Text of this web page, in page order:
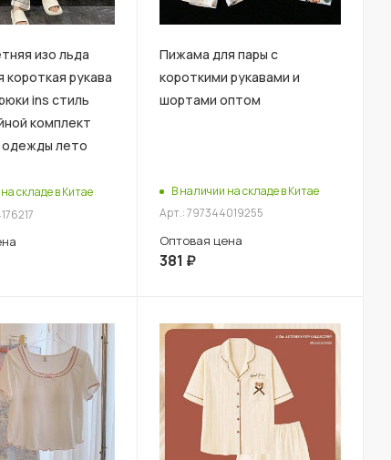
изо льда
короткая рукава
ins стиль
комплект
лето
складе в Китае
Пижама для пары с
короткими рукавами и
шортами оптом
В наличии на складе в Китае
Арт.: 797344019255
Оптовая цена
381 ₽